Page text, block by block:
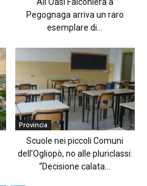
Pegognaga arriva un raro
esemplare di...
Provincia
Scuole nei piccoli Comuni
dell’Ogliopò, no alle pluriclassi:
“Decisione calata...